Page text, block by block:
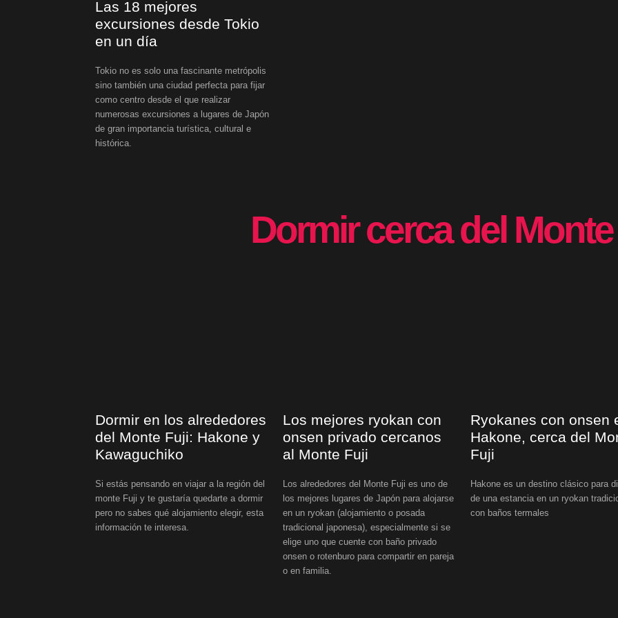
Las 18 mejores
excursiones desde Tokio
en un día
Tokio no es solo una fascinante metrópolis
sino también una ciudad perfecta para fijar
como centro desde el que realizar
numerosas excursiones a lugares de Japón
de gran importancia turística, cultural e
histórica.
Dormir cerca del
Dormir en los alrededores
del Monte Fuji: Hakone y
Kawaguchiko
Si estás pensando en viajar a la región del
monte Fuji y te gustaría quedarte a dormir
pero no sabes qué alojamiento elegir, esta
información te interesa.
Los mejores ryokan con
onsen privado cercanos
al Monte Fuji
Los alrededores del Monte Fuji es uno de
los mejores lugares de Japón para alojarse
en un ryokan (alojamiento o posada
tradicional japonesa), especialmente si se
elige uno que cuente con baño privado
onsen o rotenburo para compartir en pareja
o en familia.
Ryokanes con onsen
Hakone, cerca del
Fuji
Hakone es un destino clásico para
de una estancia en un ryokan
con baños termales